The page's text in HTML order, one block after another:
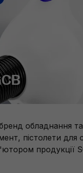
обладнання та
пістолети для
продукції